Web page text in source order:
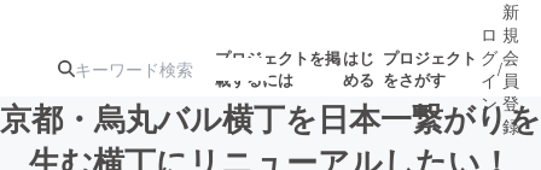
プロジェクトを掲
載するには
はじ
める
プロジェクト
をさがす
ロ
グ
イ
ン
/
新
規
会
員
登
録
京都・烏丸バル横丁を日本一繋がりを
生む横丁にリニューアルしたい！